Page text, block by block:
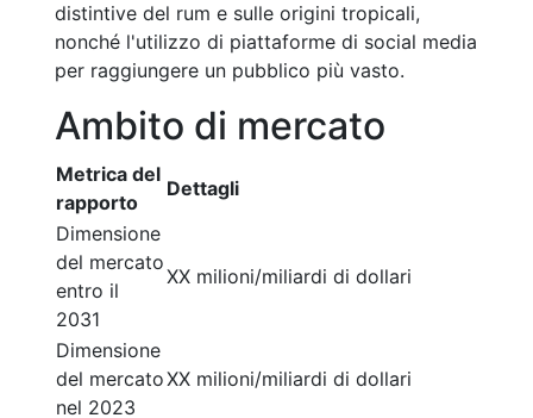
distintive del rum e sulle origini tropicali,
nonché l'utilizzo di piattaforme di social media
per raggiungere un pubblico più vasto.
Ambito di mercato
Metrica del
rapporto
Dettagli
Dimensione
del mercato
entro il
2031
XX milioni/miliardi di dollari
Dimensione
del mercato
nel 2023
XX milioni/miliardi di dollari